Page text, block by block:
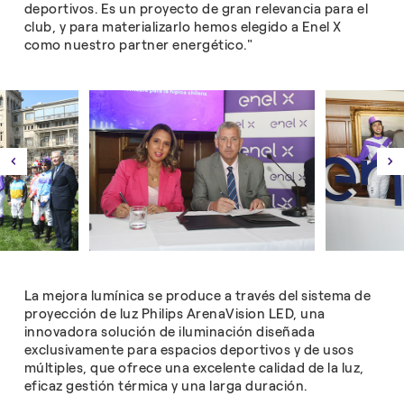
deportivos. Es un proyecto de gran relevancia para el
club, y para materializarlo hemos elegido a Enel X
como nuestro partner energético."
La mejora lumínica se produce a través del sistema de
proyección de luz Philips ArenaVision LED, una
innovadora solución de iluminación diseñada
exclusivamente para espacios deportivos y de usos
múltiples, que ofrece una excelente calidad de la luz,
eficaz gestión térmica y una larga duración.